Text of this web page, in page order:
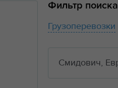
Фильтр поиска
Грузоперевозки